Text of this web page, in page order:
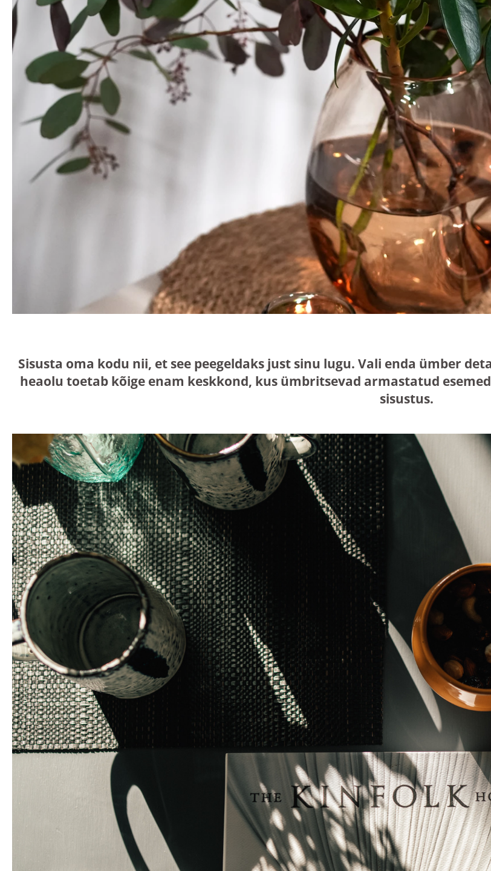
Sisusta oma kodu nii, et see peegeldaks just sinu lugu. Vali enda ümber
heaolu toetab kõige enam keskkond, kus ümbritsevad armastatud
sisustus.